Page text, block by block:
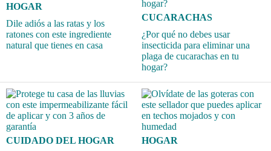
HOGAR
Dile adiós a las ratas y los
ratones con este ingrediente
natural que tienes en casa
CUCARACHAS
¿Por qué no debes usar
insecticida para eliminar una
plaga de cucarachas en tu
hogar?
CUIDADO DEL HOGAR
HOGAR